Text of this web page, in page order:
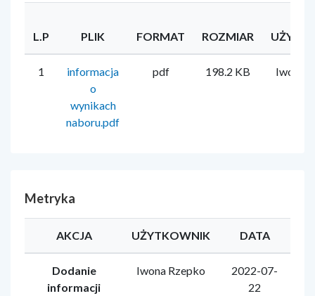
L.P PLIK FORMAT ROZMIAR
1
informacja
o
wynikach
naboru.pdf
pdf 198.2 KB Iwona
Metryka
AKCJA UŻYTKOWNIK DATA
Dodanie
informacji
Iwona Rzepko
2022-07-
22